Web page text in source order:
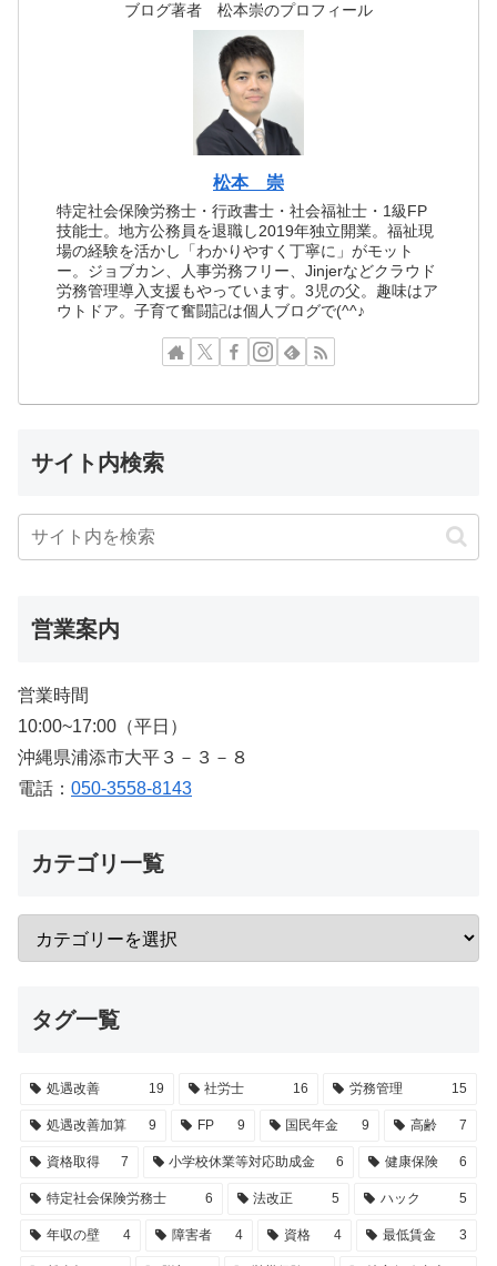
ブログ著者 松本崇のプロフィール
松本 崇
特定社会保険労務士・行政書士・社会福祉士・1級FP
技能士。地方公務員を退職し2019年独立開業。福祉現
場の経験を活かし「わかりやすく丁寧に」がモット
ー。ジョブカン、人事労務フリー、Jinjerなどクラウド
労務管理導入支援もやっています。3児の父。趣味はア
ウトドア。子育て奮闘記は個人ブログで(^^♪
サイト内検索
営業案内
営業時間
10:00~17:00（平日）
沖縄県浦添市大平３－３－８
電話： 050-3558-8143
カテゴリ一覧
タグ一覧
処遇改善 19 社労士 16 労務管理 15
処遇改善加算 9 FP 9 国民年金 9 高齢 7
資格取得 7 小学校休業等対応助成金 6 健康保険 6
特定社会保険労務士 6 法改正 5 ハック 5
年収の壁 4 障害者 4 資格 4 最低賃金 3